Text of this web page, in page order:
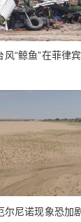
风“鲸鱼”在菲律
尔尼诺现象恐加